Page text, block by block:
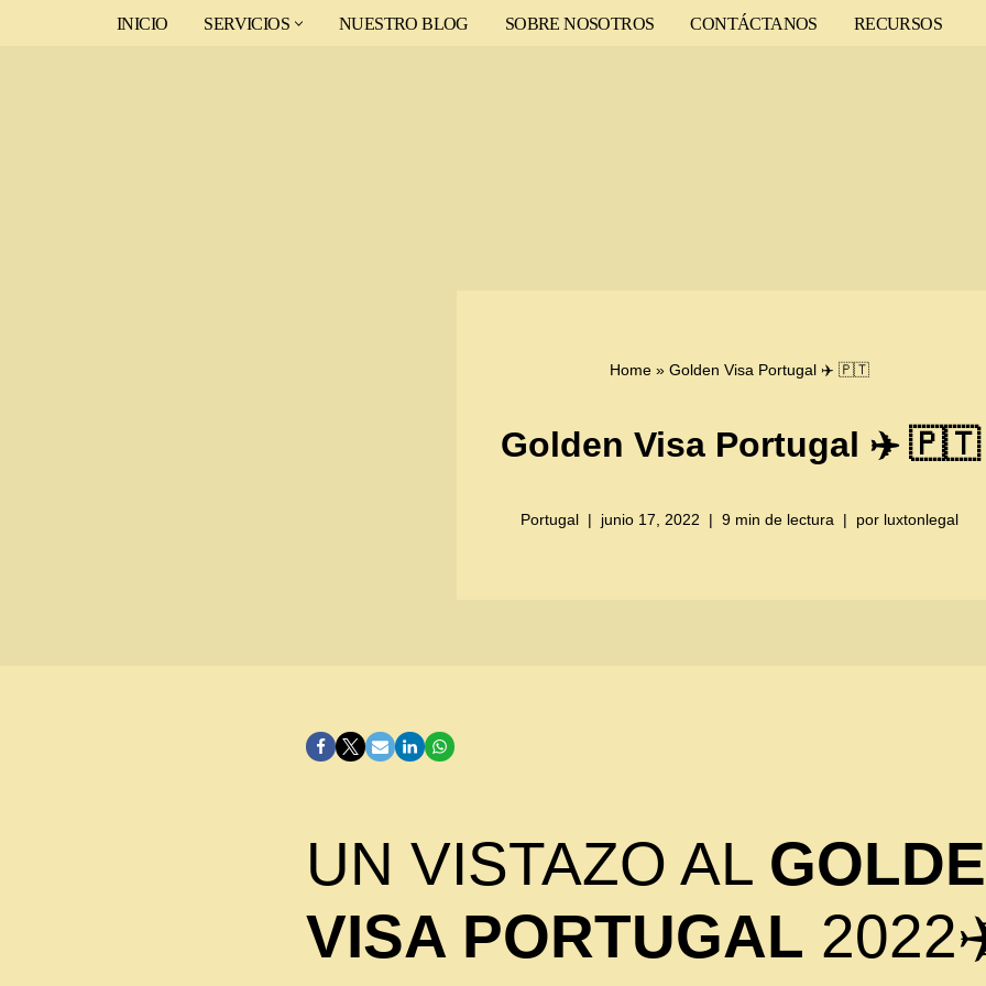
INICIO SERVICIOS NUESTRO BLOG SOBRE NOSOTROS CONTÁCTANOS RECURSOS
Home » Golden Visa Portugal ✈️ 🇵🇹
Golden Visa Portugal ✈️ 🇵🇹
Portugal junio 17, 2022 9 min de lectura por luxtonlegal
UN VISTAZO AL
VISA PORTUGAL